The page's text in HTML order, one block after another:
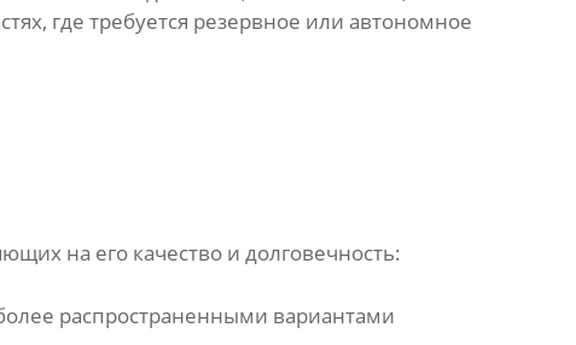
где требуется резервное или автономное
на его качество и долговечность:
распространенными вариантами